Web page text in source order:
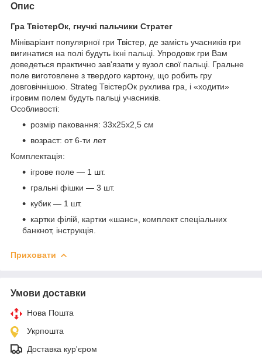
Опис
Гра ТвістерОк, гнучкі пальчики Стратег
Мініваріант популярної гри Твістер, де замість учасників гри
вигинатися на полі будуть їхні пальці. Упродовж гри Вам
доведеться практично зав'язати у вузол свої пальці. Гральне
поле виготовлене з твердого картону, що робить гру
довговічнішою. Strateg ТвістерОк рухлива гра, і «ходити»
ігровим полем будуть пальці учасників.
Особливості:
розмір паковання: 33х25х2,5 см
возраст: от 6-ти лет
Комплектація:
ігрове поле — 1 шт.
гральні фішки — 3 шт.
кубик — 1 шт.
картки філій, картки «шанс», комплект спеціальних
банкнот, інструкція.
Приховати
Умови доставки
Нова Пошта
Укрпошта
Доставка кур'єром